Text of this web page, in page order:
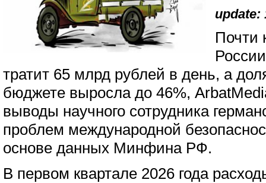
update:
Почти
тратит 65 млрд рублей в день, а
бюджете выросла до 46%,
выводы научного сотрудника
проблем международной
основе данных Минфина РФ.
В первом квартале 2026 года